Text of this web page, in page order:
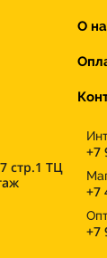
О
стр.1 ТЦ
+7
+7
+7